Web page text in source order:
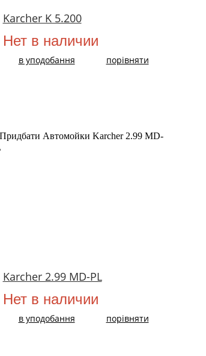
Karcher K 5.200
Нет в наличии
в уподобання порівняти
Karcher 2.99 MD-PL
Нет в наличии
в уподобання порівняти